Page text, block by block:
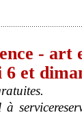
- art
et